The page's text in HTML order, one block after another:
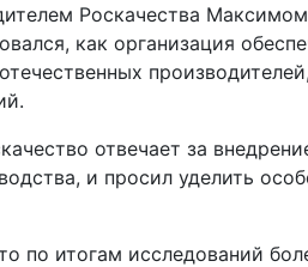
Роскачества
как организация
отвечает за
и просил уделить
по итогам исследований